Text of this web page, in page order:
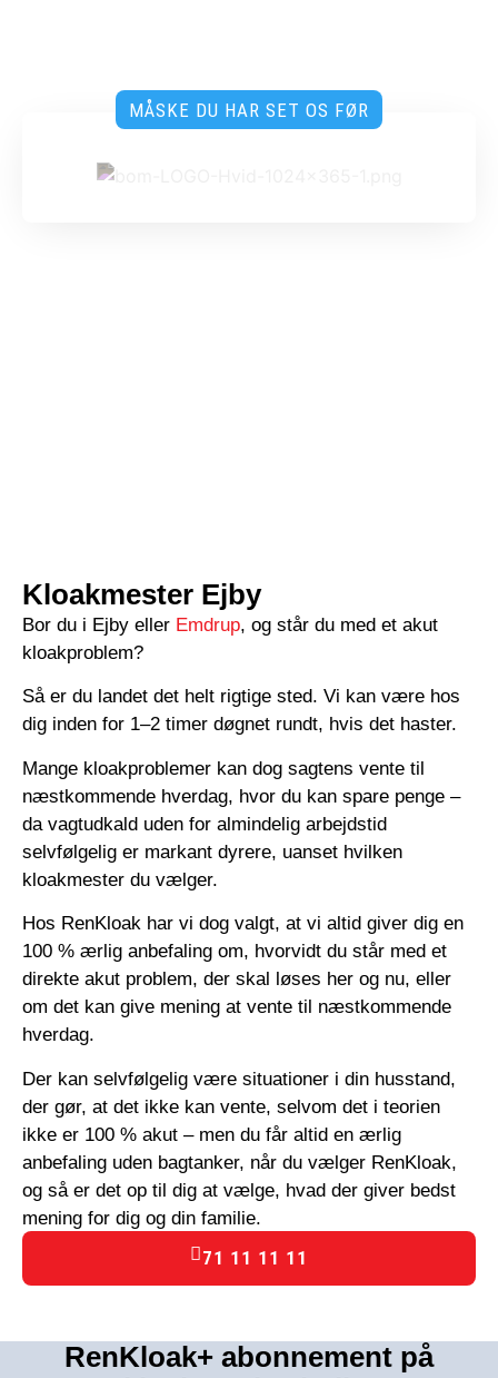
MÅSKE DU HAR SET OS FØR
Kloakmester Ejby
Bor du i Ejby eller Emdrup, og står du med et akut
kloakproblem?
Så er du landet det helt rigtige sted. Vi kan være hos
dig inden for 1–2 timer døgnet rundt, hvis det haster.
Mange kloakproblemer kan dog sagtens vente til
næstkommende hverdag, hvor du kan spare penge –
da vagtudkald uden for almindelig arbejdstid
selvfølgelig er markant dyrere, uanset hvilken
kloakmester du vælger.
Hos RenKloak har vi dog valgt, at vi altid giver dig en
100 % ærlig anbefaling om, hvorvidt du står med et
direkte akut problem, der skal løses her og nu, eller
om det kan give mening at vente til næstkommende
hverdag.
Der kan selvfølgelig være situationer i din husstand,
der gør, at det ikke kan vente, selvom det i teorien
ikke er 100 % akut – men du får altid en ærlig
anbefaling uden bagtanker, når du vælger RenKloak,
og så er det op til dig at vælge, hvad der giver bedst
mening for dig og din familie.
71 11 11 11
RenKloak+ abonnement på